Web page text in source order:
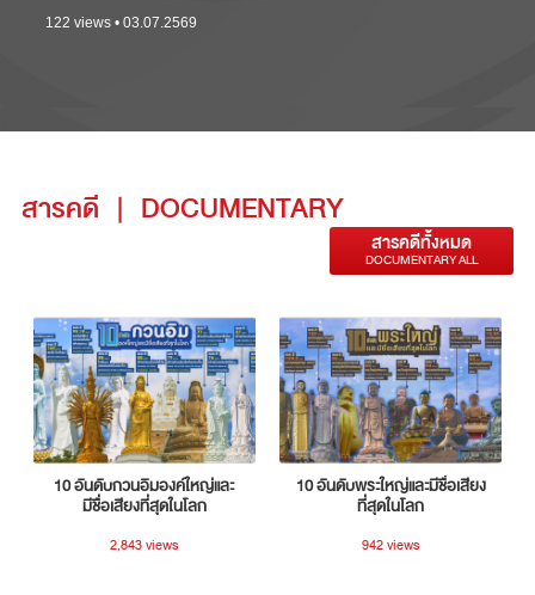
122 views • 03.07.2569
สารคดี | DOCUMENTARY
สารคดีทั้งหมด
DOCUMENTARY ALL
10 อันดับกวนอิมองค์ใหญ่และ
มีชื่อเสียงที่สุดในโลก
2,843 views
10 อันดับพระใหญ่และมีชื่อเสียง
ที่สุดในโลก
942 views